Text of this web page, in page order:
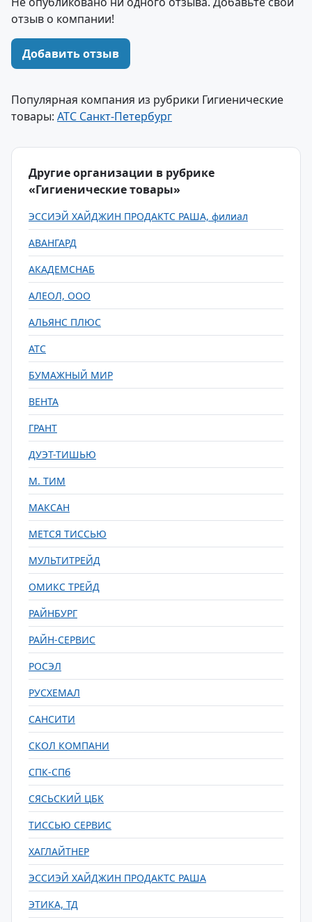
отзыв о компании!
Добавить отзыв
Популярная компания из рубрики Гигиенические
товары: АТС Санкт-Петербург
Другие организации в рубрике
«Гигиенические товары»
ЭССИЭЙ ХАЙДЖИН ПРОДАКТС РАША, филиал
АВАНГАРД
АКАДЕМСНАБ
АЛЕОЛ, ООО
АЛЬЯНС ПЛЮС
АТС
БУМАЖНЫЙ МИР
ВЕНТА
ГРАНТ
ДУЭТ-ТИШЬЮ
М. ТИМ
МАКСАН
МЕТСЯ ТИССЬЮ
МУЛЬТИТРЕЙД
ОМИКС ТРЕЙД
РАЙНБУРГ
РАЙН-СЕРВИС
РОСЭЛ
РУСХЕМАЛ
САНСИТИ
СКОЛ КОМПАНИ
СПК-СПб
СЯСЬСКИЙ ЦБК
ТИССЬЮ СЕРВИС
ХАГЛАЙТНЕР
ЭССИЭЙ ХАЙДЖИН ПРОДАКТС РАША
ЭТИКА, ТД